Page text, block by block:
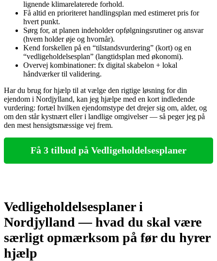
lignende klimarelaterede forhold.
Få altid en prioriteret handlingsplan med estimeret pris for
hvert punkt.
Sørg for, at planen indeholder opfølgningsrutiner og ansvar
(hvem holder øje og hvornår).
Kend forskellen på en “tilstandsvurdering” (kort) og en
“vedligeholdelsesplan” (langtidsplan med økonomi).
Overvej kombinationer: fx digital skabelon + lokal
håndværker til validering.
Har du brug for hjælp til at vælge den rigtige løsning for din
ejendom i Nordjylland, kan jeg hjælpe med en kort indledende
vurdering: fortæl hvilken ejendomstype det drejer sig om, alder, og
om den står kystnært eller i landlige omgivelser — så peger jeg på
den mest hensigtsmæssige vej frem.
Få 3 tilbud på Vedligeholdelsesplaner
Vedligeholdelsesplaner i
Nordjylland — hvad du skal være
særligt opmærksom på før du hyrer
hjælp